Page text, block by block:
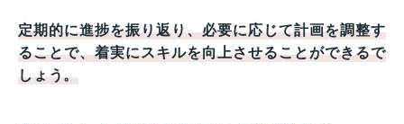
定期的に進捗を振り返り、必要に応じて計画を調整す
ることで、着実にスキルを向上させることができるで
しょう。